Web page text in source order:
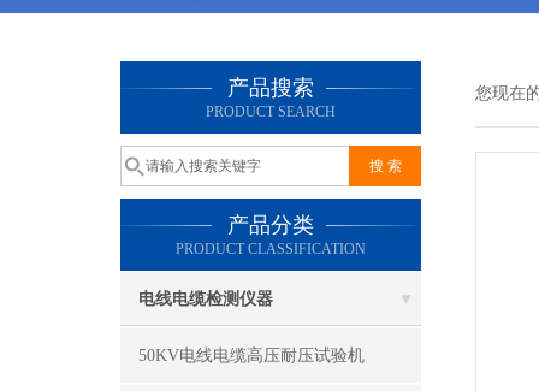
产品搜索
PRODUCT SEARCH
产品分类
PRODUCT CLASSIFICATION
电线电缆检测仪器
50KV电线电缆高压耐压试验机
您现在